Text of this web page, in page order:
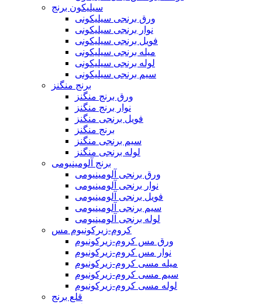
سیلیکون برنج
ورق برنجی سیلیکونی
نوار برنجی سیلیکونی
فویل برنجی سیلیکونی
میله برنجی سیلیکونی
لوله برنجی سیلیکونی
سیم برنجی سیلیکونی
برنج منگنز
ورق برنج منگنز
نوار برنج منگنز
فویل برنجی منگنز
برنج منگنز
سیم برنجی منگنز
لوله برنجی منگنز
برنج آلومینیومی
ورق برنجی آلومینیومی
نوار برنجی آلومینیومی
فویل برنجی آلومینیومی
سیم برنجی آلومینیومی
لوله برنجی آلومینیومی
کروم-زیرکونیوم مس
ورق مس کروم-زیرکونیوم
نوار مس کروم-زیرکونیوم
میله مسی کروم-زیرکونیوم
سیم مسی کروم-زیرکونیوم
لوله مسی کروم-زیرکونیوم
قلع برنج